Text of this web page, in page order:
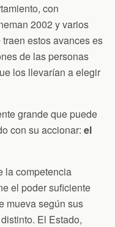
con
2002 y varios
estos avances es
de las personas
los llevarían a elegir
grande que puede
con su accionar: el
la competencia
el poder suficiente
mueva según sus
El Estado,